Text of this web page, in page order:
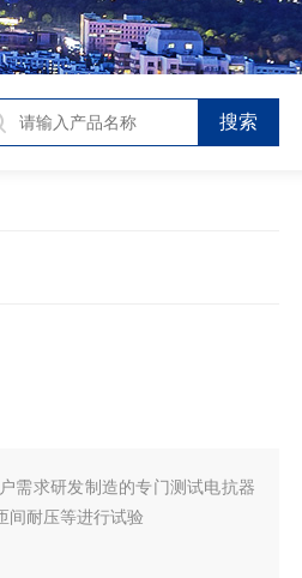
需求研发制造的专门测试电抗器
间耐压等进行试验